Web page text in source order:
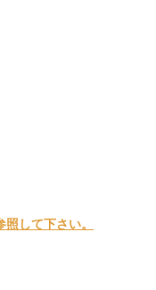
して下さい。